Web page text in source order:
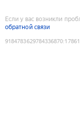
Если у вас возникли
обратной связи
9184783629784336870: